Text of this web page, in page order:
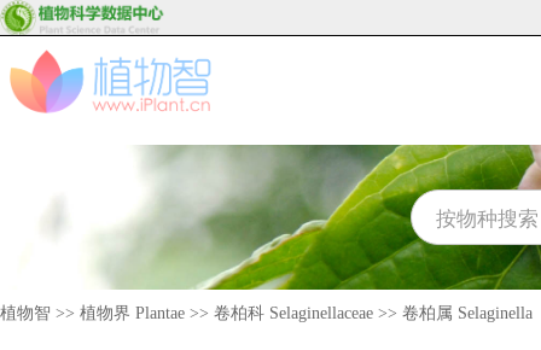
植物智 >> 植物界 Plantae >> 卷柏科 Selaginellaceae >> 卷柏属 Selaginella